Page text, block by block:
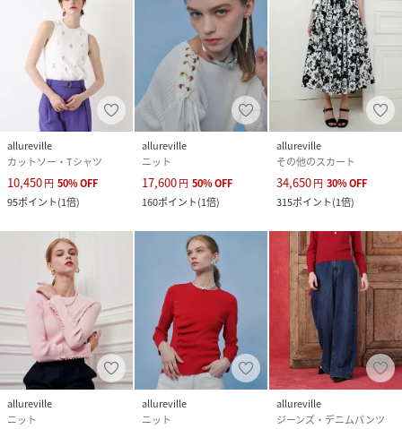
allureville
カットソー・Tシャツ
10,450円 50%OFF
95ポイント(1倍)
allureville
ニット
17,600円 50%OFF
160ポイント(1倍)
allureville
その他のスカート
34,650円 30%OFF
315ポイント(1倍)
allureville
ニット
allureville
ニット
allureville
ジーンズ・デニムパンツ